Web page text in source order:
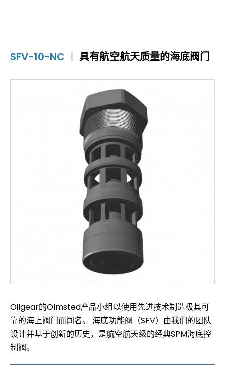
SFV-10-NC | 具有航空航天质量的海底阀门
Oilgear的Olmsted产品小组以使用先进技术制造极其可
靠的海上阀门而闻名。 海底功能阀（SFV）由我们的团队
设计并基于创新的历史，是航空航天级的经典SPM海底控
制阀。